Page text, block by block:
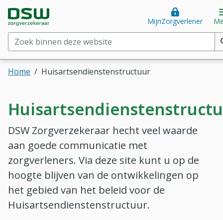
Direct naar hoofdinhoud
Direct naar hoofdmenuDSW Zorgverzekeraar. Goed voor je.
Zoek binnen deze website(min. 2 tekens)
MijnZorgverlener
Home Huisartsendienstenstructuur
DSW Zorgverzekeraar hecht veel waarde
aan goede communicatie met
zorgverleners. Via deze site kunt u op de
hoogte blijven van de ontwikkelingen op
het gebied van het beleid voor de
Huisartsendienstenstructuur.